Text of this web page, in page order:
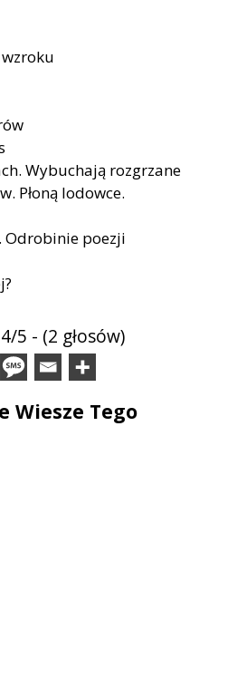
Wybuchają rozgrzane
Płoną lodowce.
Odrobinie poezji
4/5 - (2 głosów)
Wiesze Tego